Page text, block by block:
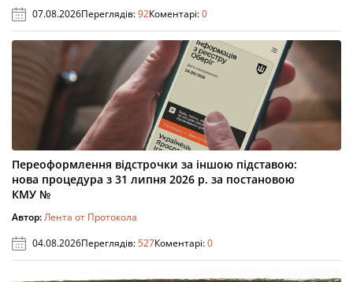
07.08.2026Переглядів:92Коментарі:0
Переоформлення відстрочки за іншою підставою:
нова процедура з 31 липня 2026 р. за постановою
КМУ №
Автор:Лента от Протокола
04.08.2026Переглядів:527Коментарі:0